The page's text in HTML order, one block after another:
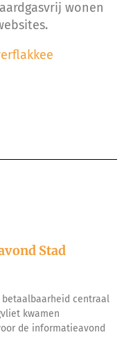
wonen
Stad
centraal
kwamen
de informatieavond